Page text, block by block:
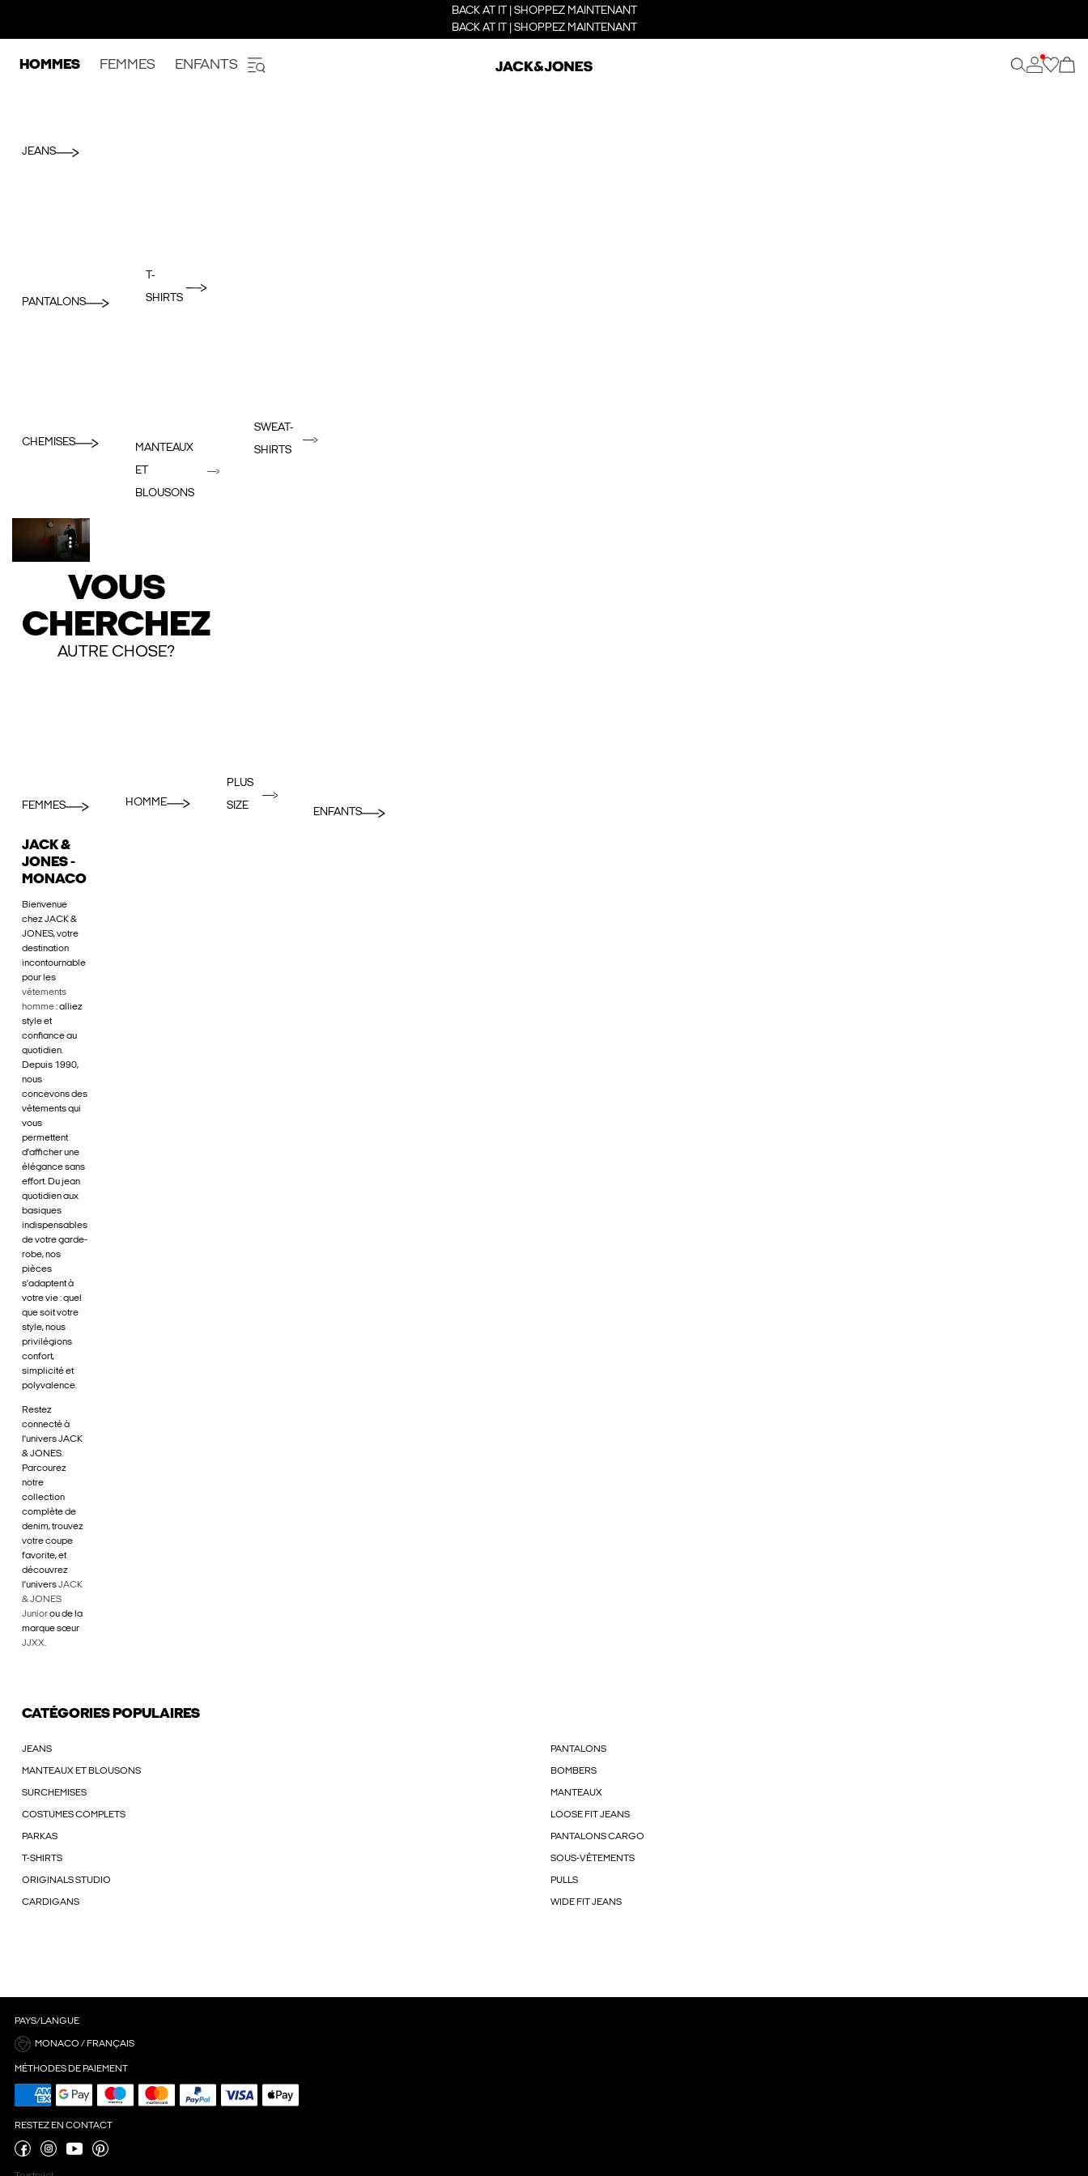
BACK AT IT | SHOPPEZ MAINTENANT
BACK AT IT | SHOPPEZ MAINTENANT
HOMMES FEMMES ENFANTS
JEANS
PANTALONS
T-
SHIRTS
CHEMISES
MANTEAUX
ET
BLOUSONS
SWEAT-
SHIRTS
VOUS
CHERCHEZ
AUTRE CHOSE?
FEMMES HOMME
PLUS
SIZE
ENFANTS
JACK &
JONES -
MONACO
Bienvenue
chez JACK &
JONES, votre
destination
incontournable
pour les
vêtements
homme: alliez
style et
confiance au
quotidien.
Depuis 1990,
nous
concevons des
vêtements qui
vous
permettent
d'afficher une
élégance sans
effort. Du jean
quotidien aux
basiques
indispensables
de votre garde-
robe, nos
pièces
s'adaptent à
votre vie : quel
que soit votre
style, nous
privilégions
confort,
simplicité et
polyvalence.
Restez
connecté à
l'univers JACK
& JONES.
Parcourez
notre
collection
complète de
denim, trouvez
votre coupe
favorite, et
découvrez
l'universJACK
& JONES
Juniorou de la
marque sœur
JJXX.
CATÉGORIES POPULAIRES
JEANS PANTALONS
MANTEAUX ET BLOUSONS BOMBERS
SURCHEMISES MANTEAUX
COSTUMES COMPLETS LOOSE FIT JEANS
PARKAS PANTALONS CARGO
T-SHIRTS SOUS-VÊTEMENTS
ORIGINALS STUDIO PULLS
CARDIGANS WIDE FIT JEANS
PAYS/LANGUE
MONACO / FRANÇAIS
MÉTHODES DE PAIEMENT
RESTEZ EN CONTACT